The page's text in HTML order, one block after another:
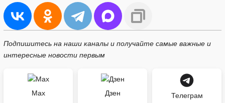
Подпишитесь на наши каналы и получайте самые важные и
интересные новости первым
Max Дзен Телеграм